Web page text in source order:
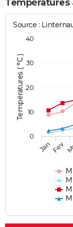
Températures
Températures ( °C )
Source :
JanFev
0
10
20
30
40